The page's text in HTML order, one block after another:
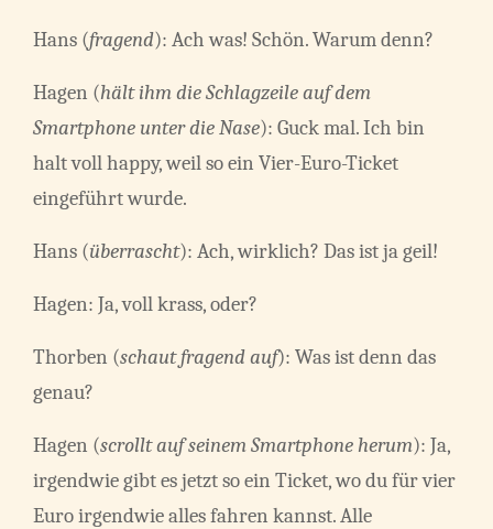
Hans (fragend): Ach was! Schön. Warum denn?
Hagen (hält ihm die Schlagzeile auf dem
Smartphone unter die Nase): Guck mal. Ich bin
halt voll happy, weil so ein Vier-Euro-Ticket
eingeführt wurde.
Hans (überrascht): Ach, wirklich? Das ist ja geil!
Hagen: Ja, voll krass, oder?
Thorben (schaut fragend auf): Was ist denn das
genau?
Hagen (scrollt auf seinem Smartphone herum): Ja,
irgendwie gibt es jetzt so ein Ticket, wo du für vier
Euro irgendwie alles fahren kannst. Alle